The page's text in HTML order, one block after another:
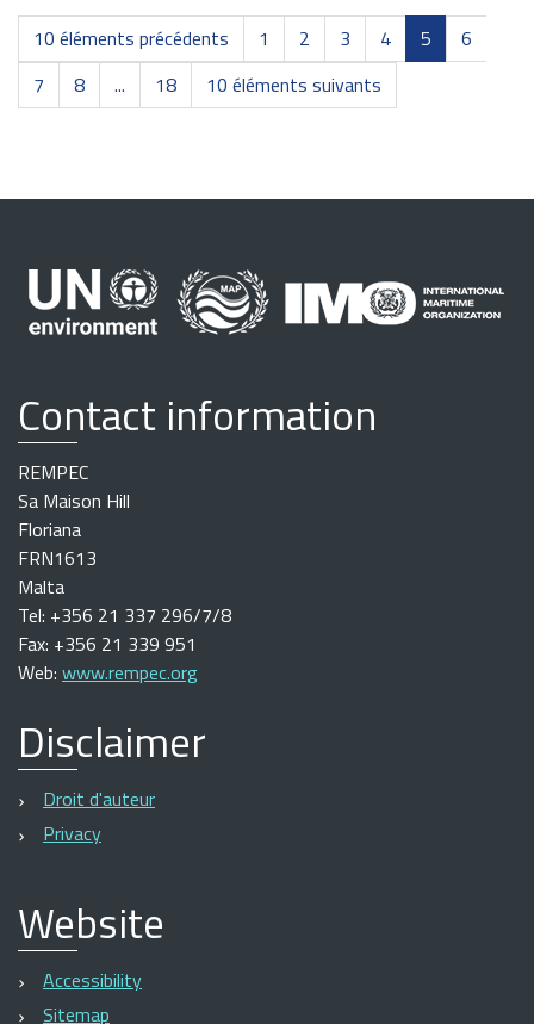
10 éléments précédents 1 2 3 4 5
6
7
8 ... 18 10 éléments suivants
Contact information
REMPEC
Sa Maison Hill
Floriana
FRN1613
Malta
Tel: +356 21 337 296/7/8
Fax: +356 21 339 951
Web: www.rempec.org
Disclaimer
Droit d'auteur
Privacy
Website
Accessibility
Sitemap